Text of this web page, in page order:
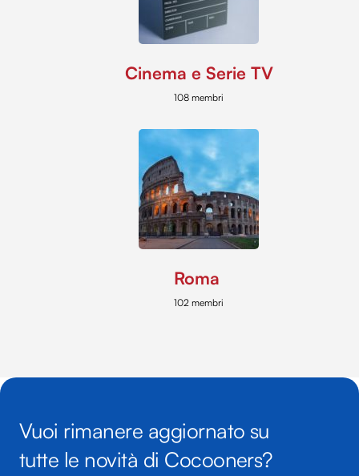
Cinema e Serie TV
108 membri
Roma
102 membri
Vuoi rimanere aggiornato su
tutte le novità di Cocooners?